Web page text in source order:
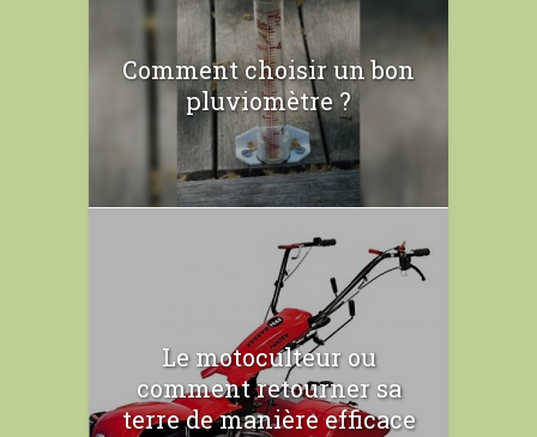
Comment choisir un bon
pluviomètre ?
Le motoculteur ou
comment retourner sa
terre de manière efficace